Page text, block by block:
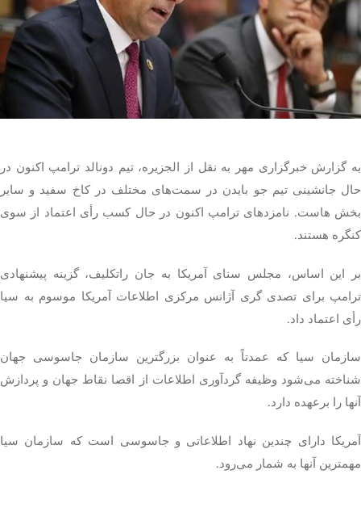
تک کده
پایگاه خبری آبان
خرید موتور ایمپلنت
به گزارش خبرگزاری مهر به نقل از الجزیره، تیم دونالد ترامپ اکنون در
حال جانشینی تیم جو بایدن در سمت‌های مختلف در کاخ سفید و سایر
بخش هاست. نامزدهای ترامپ اکنون در حال کسب رأی اعتماد از سوی
کنگره هستند.
بر این اساس، مجلس سنای آمریکا به جان راتکلیف، گزینه پیشنهادی
ترامپ برای تصدیگری آژانس مرکزی اطلاعات آمریکا موسوم به سیا
رأی اعتماد داد.
سازمان سیا که عمدتاً به عنوان بزرگترین سازمان جاسوسی جهان
شناخته می‌شود وظیفه گردآوری اطلاعات از اقصا نقاط جهان و پردازش
آنها را برعهده دارد.
آمریکا دارای چندین نهاد اطلاعاتی و جاسوسی است که سازمان سیا
مهمترین آنها به شمار می‌رود.